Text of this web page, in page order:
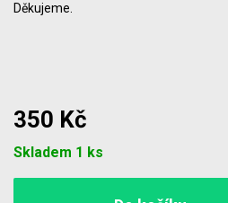
Děkujeme.
350 Kč
Skladem 1 ks